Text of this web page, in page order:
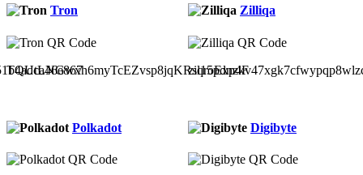
Tron
TQUtLNGwxh6myTcEZvsp8jqKRsqroExp4F
Zilliqa
Polkadot Digibyte